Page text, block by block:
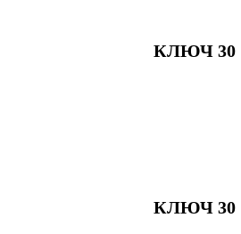
КЛЮЧ 30
КЛЮЧ 30